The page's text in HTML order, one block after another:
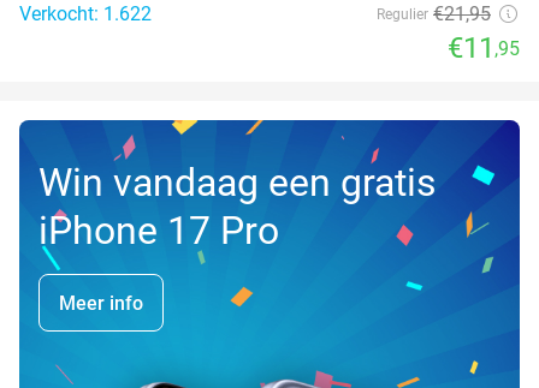
Verkocht: 1.622
Regulier €21,95
€11 ,95
Win vandaag een gratis
iPhone 17 Pro
Meer info